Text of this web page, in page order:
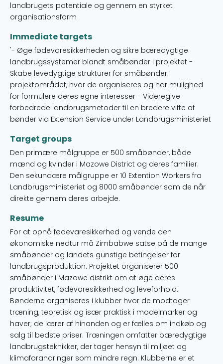
landbrugets potentiale og gennem en styrket
organisationsform
Immediate targets
'- Øge fødevaresikkerheden og sikre bæredygtige
landbrugssystemer blandt småbønder i projektet -
Skabe levedygtige strukturer for småbønder i
projektområdet, hvor de organiseres og har mulighed
for formulere deres egne interesser - Videregive
forbedrede landbrugsmetoder til en bredere vifte af
bønder via Extension Service under Landbrugsministeriet
Target groups
Den primære målgruppe er 500 småbønder, både
mænd og kvinder i Mazowe District og deres familier.
Den sekundære målgruppe er 10 Extention Workers fra
Landbrugsministeriet og 8000 småbønder som de når
direkte gennem deres arbejde.
Resume
For at opnå fødevaresikkerhed og vende den
økonomiske nedtur må Zimbabwe satse på de mange
småbønder og landets gunstige betingelser for
landbrugsproduktion. Projektet organiserer 500
småbønder i Mazowe distrikt om at øge deres
produktivitet, fødevaresikkerhed og leveforhold.
Bønderne organiseres i klubber hvor de modtager
træning, teoretisk og især praktisk i modelmarker og
haver; de lærer af hinanden og er fælles om indkøb og
salg til bedste priser. Træningen omfatter bæredygtige
landbrugsteknikker, der tager hensyn til miljøet og
klimaforandringer som mindre regn. Klubberne er et